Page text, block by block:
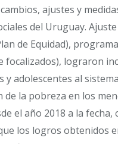
ajustes y
del Uruguay.
de Equidad),
focalizados), lograron
adolescentes al
de la pobreza en los
el año 2018 a la
los logros obtenidos